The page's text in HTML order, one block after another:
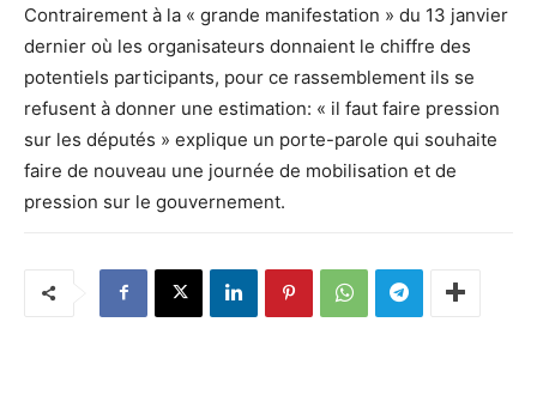
Contrairement à la « grande manifestation » du 13 janvier
dernier où les organisateurs donnaient le chiffre des
potentiels participants, pour ce rassemblement ils se
refusent à donner une estimation: « il faut faire pression
sur les députés » explique un porte-parole qui souhaite
faire de nouveau une journée de mobilisation et de
pression sur le gouvernement.